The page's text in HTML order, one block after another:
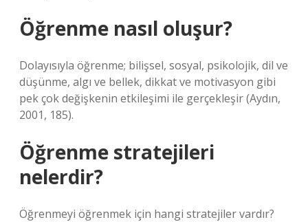
Öğrenme nasıl oluşur?
Dolayısıyla öğrenme; bilişsel, sosyal, psikolojik, dil ve
düşünme, algı ve bellek, dikkat ve motivasyon gibi
pek çok değişkenin etkileşimi ile gerçekleşir (Aydın,
2001, 185).
Öğrenme stratejileri
nelerdir?
Öğrenmeyi öğrenmek için hangi stratejiler vardır?